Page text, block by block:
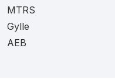
MTRS
Gylle
AEB